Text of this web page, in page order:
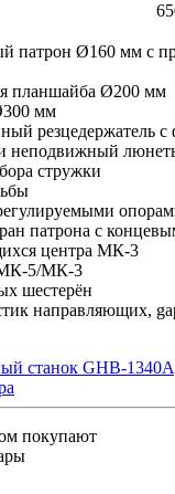
патрон Ø160 мм с
планшайба Ø200 мм
мм
резцедержатель с
неподвижный
стружки
патрона с
центра МК-3
МК-5/МК-3
шестерён
направляющих,
станок GHB-1340A
покупают